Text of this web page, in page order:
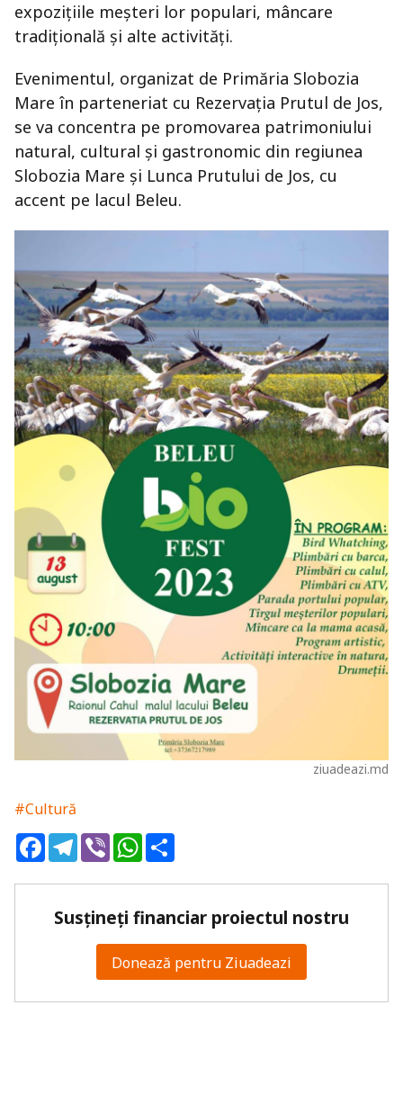
expozițiile meșteri lor populari, mâncare
tradițională și alte activități.
Evenimentul, organizat de Primăria Slobozia
Mare în parteneriat cu Rezervația Prutul de Jos,
se va concentra pe promovarea patrimoniului
natural, cultural și gastronomic din regiunea
Slobozia Mare și Lunca Prutului de Jos, cu
accent pe lacul Beleu.
ziuadeazi.md
#Cultură
FacebookTelegram
ViberWhatsApp
Susțineți financiar proiectul nostru
Donează pentru Ziuadeazi